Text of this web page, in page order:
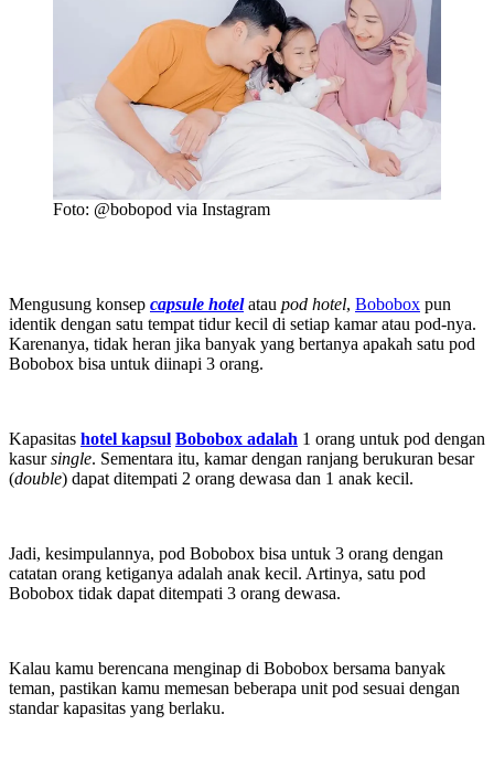
Foto: @bobopod via Instagram
Mengusung konsep capsule hotelatau pod hotel, Bobobox pun
identik dengan satu tempat tidur kecil di setiap kamar atau pod-nya.
Karenanya, tidak heran jika banyak yang bertanya apakah satu pod
Bobobox bisa untuk diinapi 3 orang.
Kapasitas hotel kapsul Bobobox adalah 1 orang untuk pod dengan
kasursingle. Sementara itu, kamar dengan ranjang berukuran besar
(double) dapat ditempati 2 orang dewasa dan 1 anak kecil.
Jadi, kesimpulannya, pod Bobobox bisa untuk 3 orang dengan
catatan orang ketiganya adalah anak kecil. Artinya, satu pod
Bobobox tidak dapat ditempati 3 orang dewasa.
Kalau kamu berencana menginap di Bobobox bersama banyak
teman, pastikan kamu memesan beberapa unit pod sesuai dengan
standar kapasitas yang berlaku.